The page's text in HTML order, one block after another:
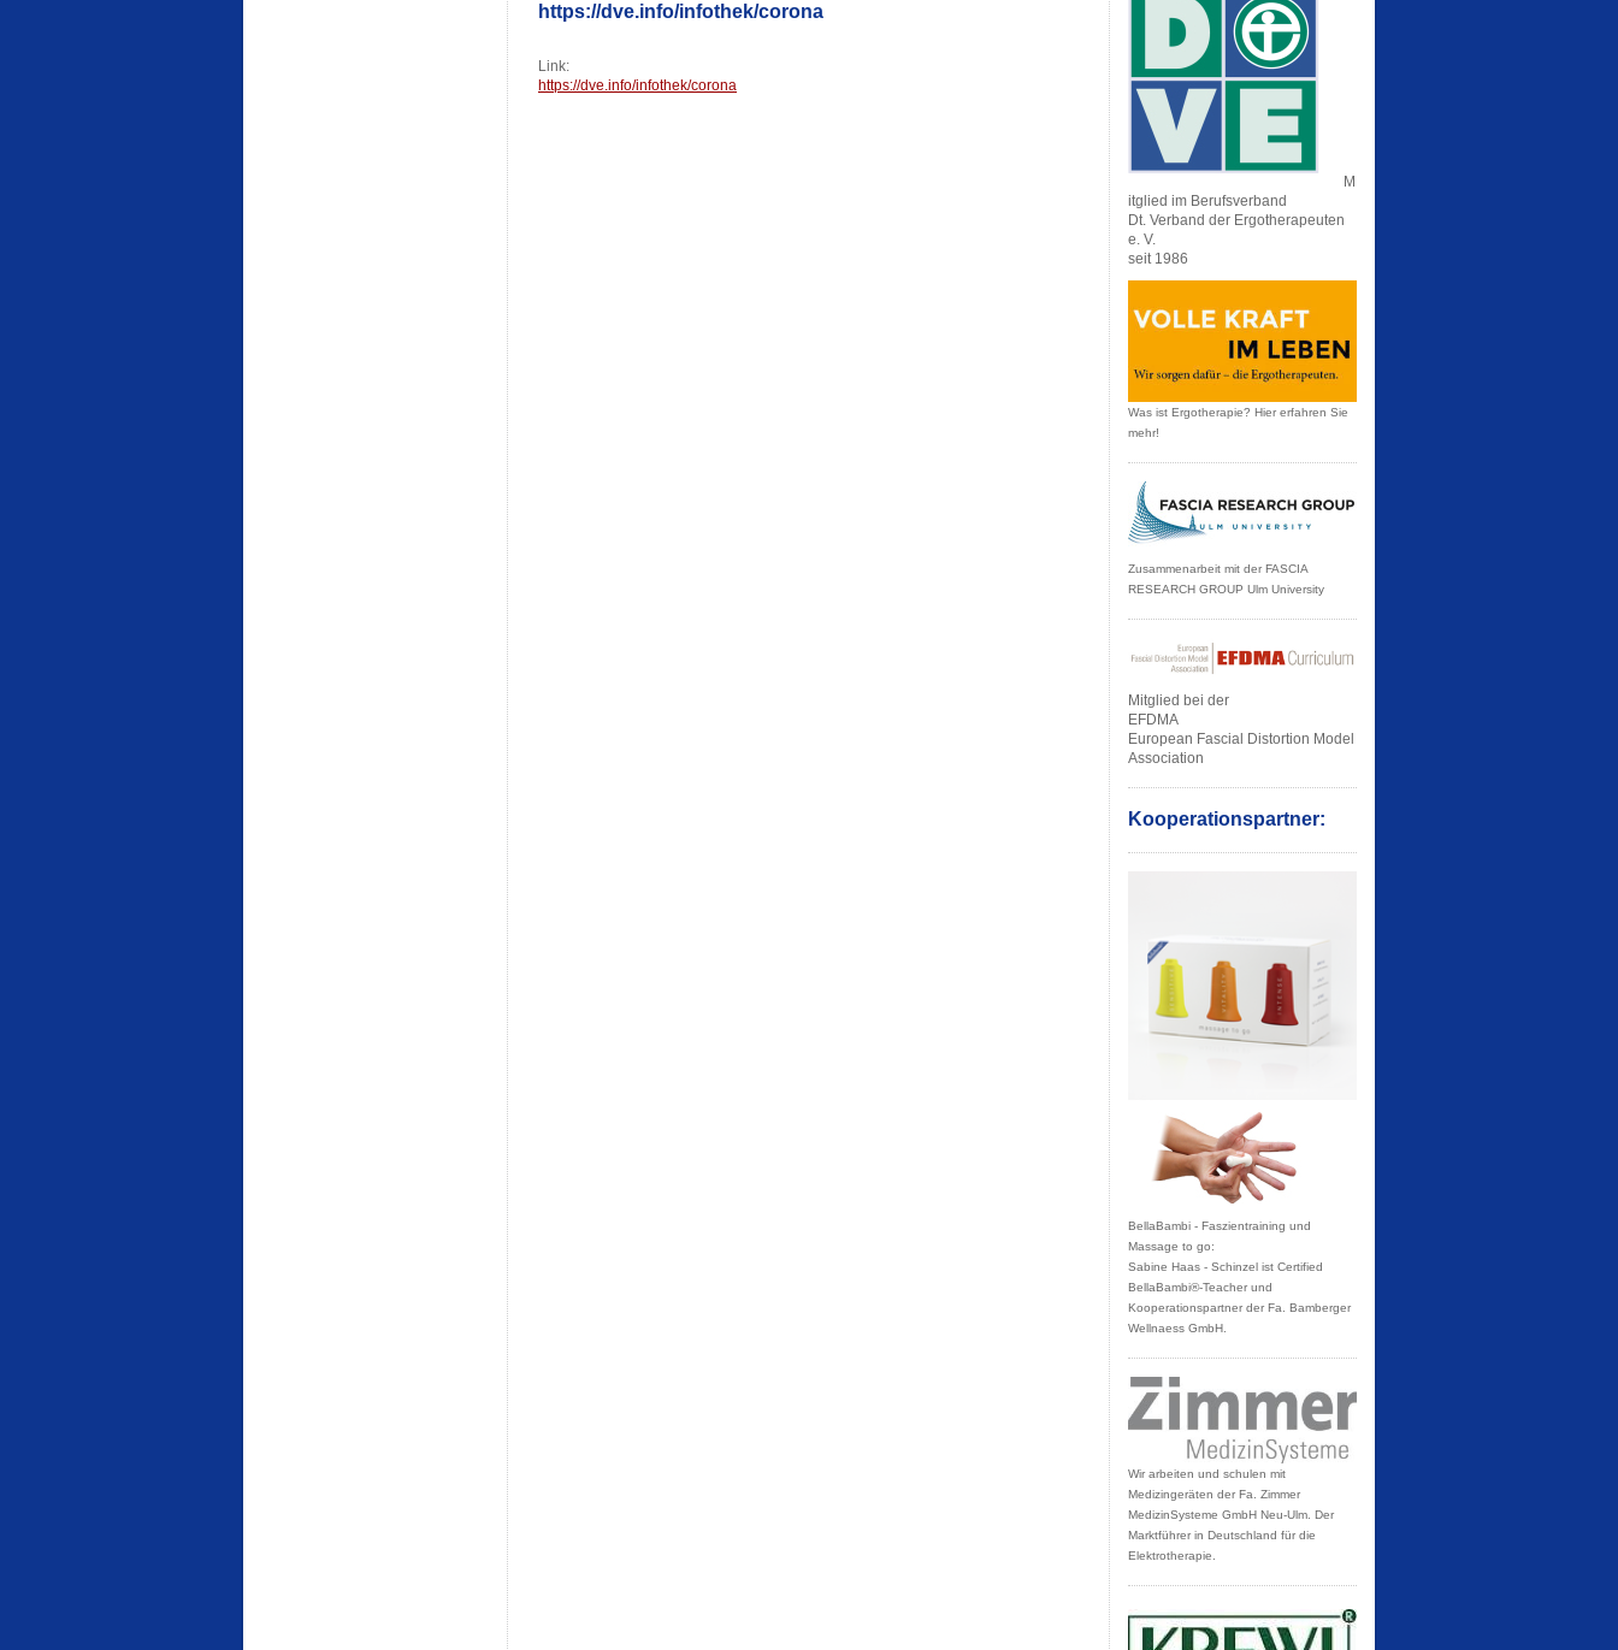
https://dve.info/infothek/corona
Link:
https://dve.info/infothek/corona
M
itglied im Berufsverband
Dt. Verband der Ergotherapeuten
e. V.
seit 1986
Was ist Ergotherapie? Hier erfahren Sie
mehr!
Zusammenarbeit mit der FASCIA
RESEARCH GROUP Ulm University
Mitglied bei der
EFDMA
European Fascial Distortion Model
Association
Kooperationspartner:
BellaBambi - Faszientraining und
Massage to go:
Sabine Haas - Schinzel ist Certified
BellaBambi®-Teacher und
Kooperationspartner der Fa. Bamberger
Wellnaess GmbH.
Wir arbeiten und schulen mit
Medizingeräten der Fa. Zimmer
MedizinSysteme GmbH Neu-Ulm. Der
Marktführer in Deutschland für die
Elektrotherapie.